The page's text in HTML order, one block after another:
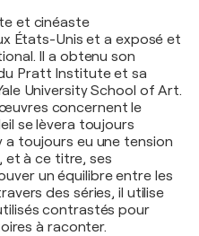
et cinéaste
États-Unis et a exposé et
Il a obtenu son
Pratt Institute et sa
University School of Art.
concernent le
se lèvera toujours
a toujours eu une tension
et à ce titre, ses
un équilibre entre les
des séries, il utilise
contrastés pour
à raconter.